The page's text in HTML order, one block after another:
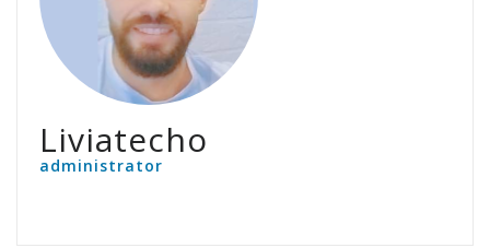
Liviatecho
administrator